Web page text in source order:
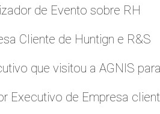
de Evento sobre RH
Cliente de Huntign e R&S
que visitou a AGNIS
Executivo de Empresa